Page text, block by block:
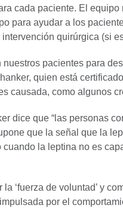
cada paciente. El
para ayudar a los
quirúrgica (si
nuestros pacientes para
quien está
causada, como algunos
dice que “las personas
que la señal que la
cuando la leptina no es
la ‘fuerza de voluntad’ y
por el